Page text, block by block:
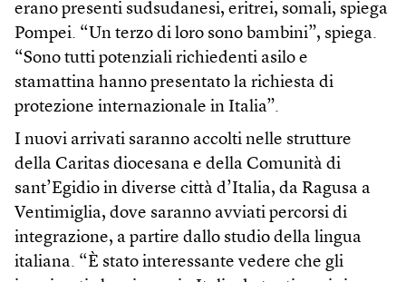
erano presenti sudsudanesi, eritrei, somali, spiega
Pompei. “Un terzo di loro sono bambini”, spiega.
“Sono tutti potenziali richiedenti asilo e
stamattina hanno presentato la richiesta di
protezione internazionale in Italia”.
I nuovi arrivati saranno accolti nelle strutture
della Caritas diocesana e della Comunità di
sant’Egidio in diverse città d’Italia, da Ragusa a
Ventimiglia, dove saranno avviati percorsi di
integrazione, a partire dallo studio della lingua
italiana. “È stato interessante vedere che gli